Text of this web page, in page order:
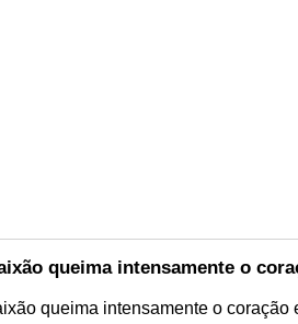
queima intensamente o
queima intensamente o coração